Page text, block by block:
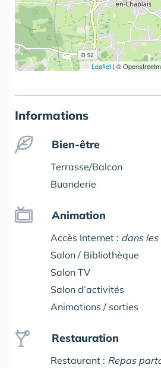
Leaflet | ©
Informations
Bien-être
Terrasse/Balcon
Buanderie
Animation
Accès Internet : dans
Salon / Bibliothèque
Salon TV
Salon d’activités
Animations / sorties
Restauration
Restaurant : Repas